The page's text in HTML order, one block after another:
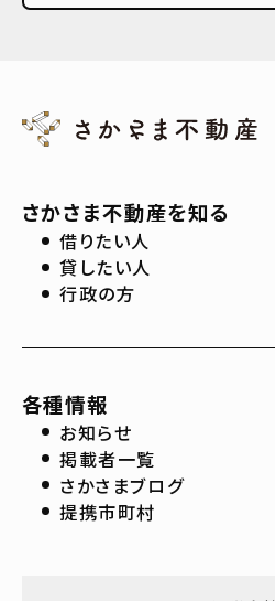
さかさま不動産を知る
借りたい人
貸したい人
行政の方
各種情報
お知らせ
掲載者一覧
さかさまブログ
提携市町村